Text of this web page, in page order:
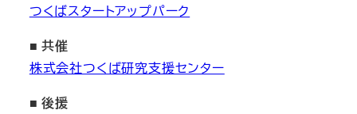
つくばスタートアップパーク
■ 共催
株式会社つくば研究支援センター
■ 後援